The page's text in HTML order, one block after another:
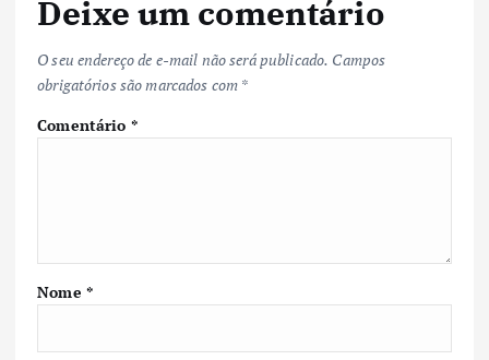
Deixe um comentário
O seu endereço de e-mail não será publicado. Campos
obrigatórios são marcados com *
Comentário *
Nome *